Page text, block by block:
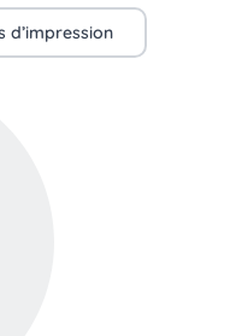
d’impression